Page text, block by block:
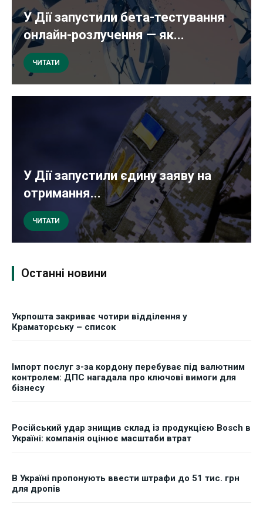
У Дії запустили бета-тестування
онлайн-розлучення — як...
ЧИТАТИ
У Дії запустили єдину заяву на
отримання...
ЧИТАТИ
Останні новини
Укрпошта закриває чотири відділення у
Краматорську – список
Імпорт послуг з-за кордону перебуває під валютним
контролем: ДПС нагадала про ключові вимоги для
бізнесу
Російський удар знищив склад із продукцією Bosch в
Україні: компанія оцінює масштаби втрат
В Україні пропонують ввести штрафи до 51 тис. грн
для дропів